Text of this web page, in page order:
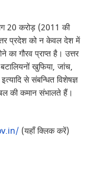
20 करोड़ (2011 की
प्रदेश को न केवल देश में
गौरव प्राप्त है। उत्तर
खुफिया, जांच,
से संबन्धित विशेषज्ञ
की कमान संभालते हैं।
(यहाँ क्लिक करें)